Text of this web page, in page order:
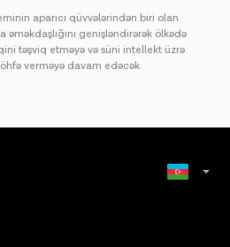
aparıcı qüvvələrindən biri olan
genişləndirərək ölkədə
təşviq etməyə və süni intellekt üzrə
verməyə davam edəcək.